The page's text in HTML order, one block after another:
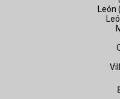
León